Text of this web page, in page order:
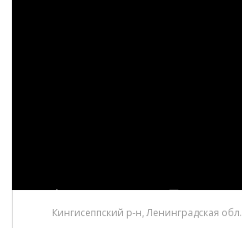
Кингисеппский р-н, Ленинградская обл.